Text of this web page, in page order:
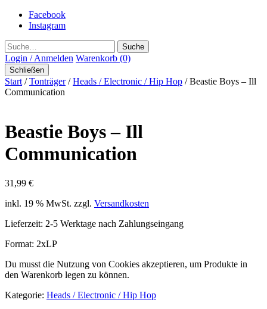
Facebook
Instagram
Suche
Login / Anmelden Warenkorb (0)
Schließen
Start /Tonträger/Heads / Electronic / Hip Hop / Beastie Boys – Ill
Communication
Beastie Boys – Ill
Communication
31,99 €
inkl. 19 % MwSt. zzgl. Versandkosten
Lieferzeit: 2-5 Werktage nach Zahlungseingang
Format: 2xLP
Du musst die Nutzung von Cookies akzeptieren, um Produkte in
den Warenkorb legen zu können.
Kategorie: Heads / Electronic / Hip Hop